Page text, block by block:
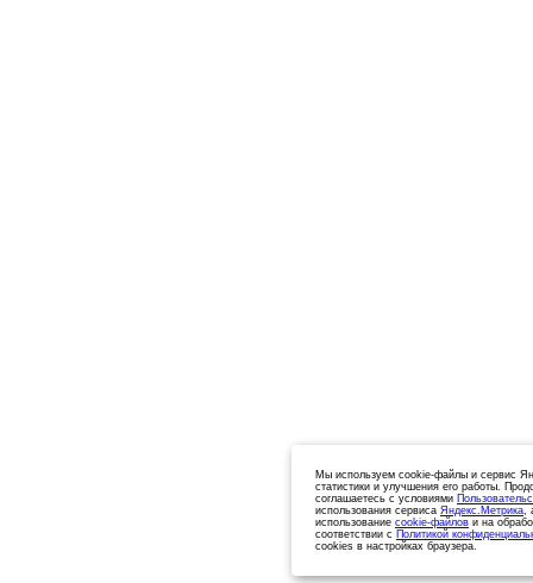
Мы используем cookie-файлы и сервис
статистики и улучшения его работы.
соглашаетесь с условиями
использования сервиса Яндекс.Метрика,
использование cookie-файлов и на
соответствии с Политикой
cookies в настройках браузера.